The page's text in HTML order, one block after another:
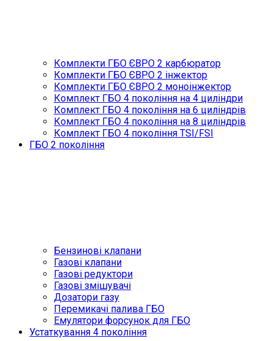
Комплекти ГБО ЄВРО 2 карбюратор
Комплекти ГБО ЄВРО 2 інжектор
Комплекти ГБО ЄВРО 2 моноінжектор
Комплект ГБО 4 покоління на 4 циліндри
Комплект ГБО 4 покоління на 6 циліндрів
Комплект ГБО 4 покоління на 8 циліндрів
Комплект ГБО 4 покоління TSI/FSI
ГБО 2 покоління
Бензинові клапани
Газові клапани
Газові редуктори
Газові змішувачі
Дозатори газу
Перемикачі палива ГБО
Емулятори форсунок для ГБО
Устаткування 4 покоління